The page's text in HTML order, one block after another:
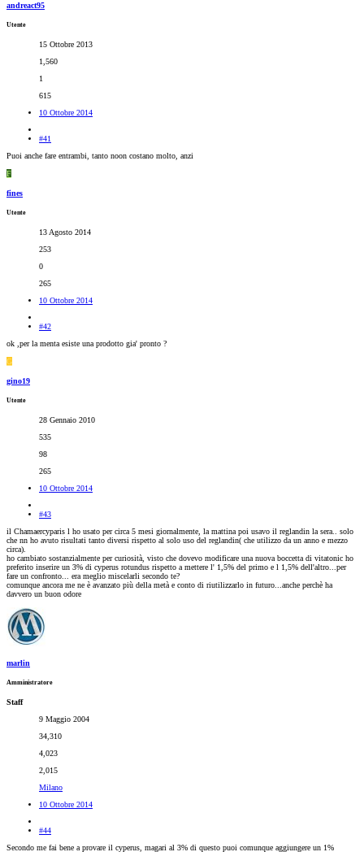
andreact95
Utente
15 Ottobre 2013
1,560
1
615
10 Ottobre 2014
#41
Puoi anche fare entrambi, tanto noon costano molto, anzi
F
fines
Utente
13 Agosto 2014
253
0
265
10 Ottobre 2014
#42
ok ,per la menta esiste una prodotto gia' pronto ?
G
gino19
Utente
28 Gennaio 2010
535
98
265
10 Ottobre 2014
#43
il Chamaercyparis l ho usato per circa 5 mesi giornalmente, la mattina poi usavo il reglandin la sera.. solo
che nn ho avuto risultati tanto diversi rispetto al solo uso del reglandin( che utilizzo da un anno e mezzo
circa).
ho cambiato sostanzialmente per curiosità, visto che dovevo modificare una nuova boccetta di vitatonic ho
preferito inserire un 3% di cyperus rotundus rispetto a mettere l' 1,5% del primo e l 1,5% dell'altro...per
fare un confronto... era meglio miscelarli secondo te?
comunque ancora me ne è avanzato più della metà e conto di riutilizzarlo in futuro...anche perchè ha
davvero un buon odore
marlin
Amministratore
Staff
9 Maggio 2004
34,310
4,023
2,015
Milano
10 Ottobre 2014
#44
Secondo me fai bene a provare il cyperus, magari al 3% di questo puoi comunque aggiungere un 1%